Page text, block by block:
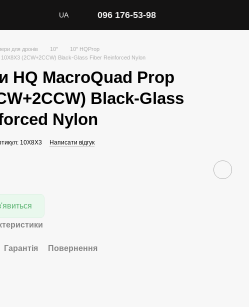
UA 096 176-53-98
для дронів 10"
10" HQProp
(2CW+2CCW) Black-Glass Fiber Reinforced Nylon
HQ MacroQuad Prop
Black-Glass
Nylon
10X8X3 Написати відгук
Гарантія Повернення